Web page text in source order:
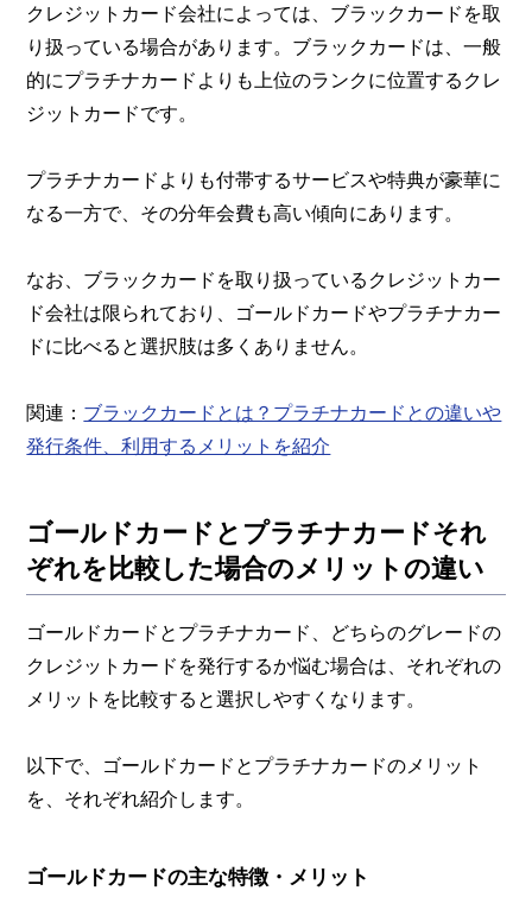
クレジットカード会社によっては、ブラックカードを取
り扱っている場合があります。ブラックカードは、一般
的にプラチナカードよりも上位のランクに位置するクレ
ジットカードです。
プラチナカードよりも付帯するサービスや特典が豪華に
なる一方で、その分年会費も高い傾向にあります。
なお、ブラックカードを取り扱っているクレジットカー
ド会社は限られており、ゴールドカードやプラチナカー
ドに比べると選択肢は多くありません。
関連： ブラックカードとは？プラチナカードとの違いや
発行条件、利用するメリットを紹介
ゴールドカードとプラチナカードそれ
ぞれを比較した場合のメリットの違い
ゴールドカードとプラチナカード、どちらのグレードの
クレジットカードを発行するか悩む場合は、それぞれの
メリットを比較すると選択しやすくなります。
以下で、ゴールドカードとプラチナカードのメリット
を、それぞれ紹介します。
ゴールドカードの主な特徴・メリット